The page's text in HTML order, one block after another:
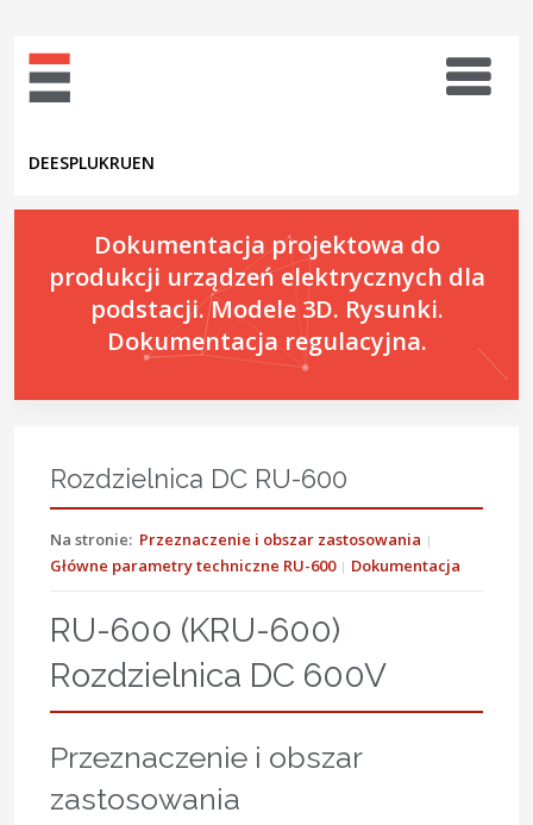
DEESPLUKRUEN
Dokumentacja projektowa do
produkcji urządzeń elektrycznych dla
podstacji. Modele 3D. Rysunki.
Dokumentacja regulacyjna.
Rozdzielnica DC RU-600
Na stronie: Przeznaczenie i obszar zastosowania
Główne parametry techniczne RU-600
Dokumentacja
RU-600 (KRU-600)
Rozdzielnica DC 600V
Przeznaczenie i obszar
zastosowania